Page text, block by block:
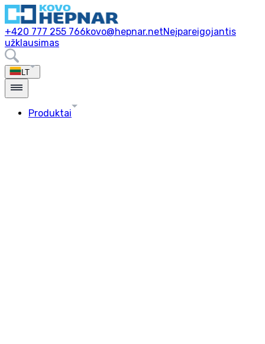
+420 777 255 766kovo@hepnar.netNeįpareigojantis
užklausimas
LT
Produktai